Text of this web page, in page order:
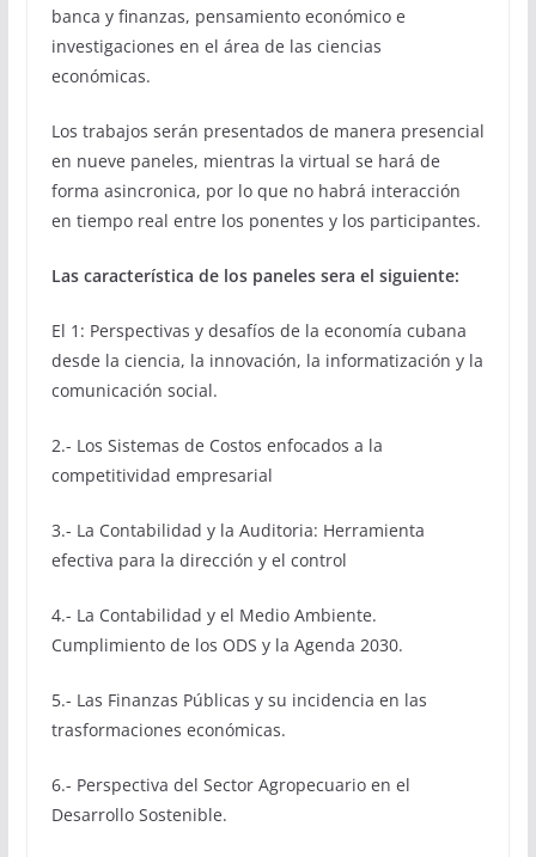
banca y finanzas, pensamiento económico e
investigaciones en el área de las ciencias
económicas.
Los trabajos serán presentados de manera presencial
en nueve paneles, mientras la virtual se hará de
forma asincronica, por lo que no habrá interacción
en tiempo real entre los ponentes y los participantes.
Las característica de los paneles sera el siguiente:
El 1: Perspectivas y desafíos de la economía cubana
desde la ciencia, la innovación, la informatización y la
comunicación social.
2.- Los Sistemas de Costos enfocados a la
competitividad empresarial
3.- La Contabilidad y la Auditoria: Herramienta
efectiva para la dirección y el control
4.- La Contabilidad y el Medio Ambiente.
Cumplimiento de los ODS y la Agenda 2030.
5.- Las Finanzas Públicas y su incidencia en las
trasformaciones económicas.
6.- Perspectiva del Sector Agropecuario en el
Desarrollo Sostenible.